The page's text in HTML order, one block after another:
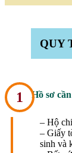
QUY
1 Hồ sơ
– Hộ
– Giấy
sinh và